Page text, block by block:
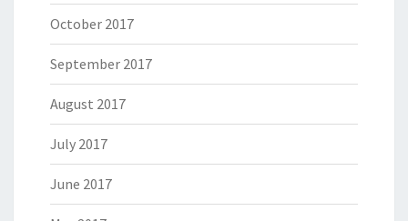
October 2017
September 2017
August 2017
July 2017
June 2017